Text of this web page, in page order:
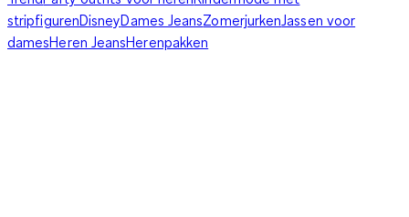
stripfigurenDisneyDames JeansZomerjurkenJassen voor
damesHeren JeansHerenpakken